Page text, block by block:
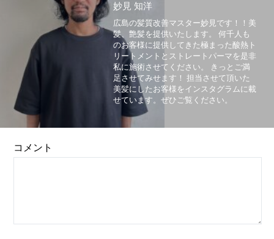
妙見 知洋
広島の髪質改善マスター妙見です！！美
髪、艶髪を提供いたします。 何千人も
のお客様に提供してきた極まった酸熱ト
リートメントとストレートパーマを是非
私に施術させてください。 きっとご満
足させてみせます！ 担当させて頂いた
美髪にしたお客様をインスタグラムに載
せています。ぜひご覧ください。
コメント